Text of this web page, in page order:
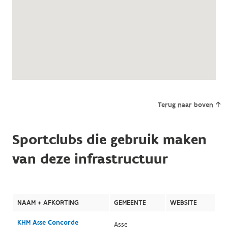
Terug naar boven
Sportclubs die gebruik maken
van deze infrastructuur
NAAM + AFKORTING GEMEENTE WEBSITE
KHM Asse Concorde Asse